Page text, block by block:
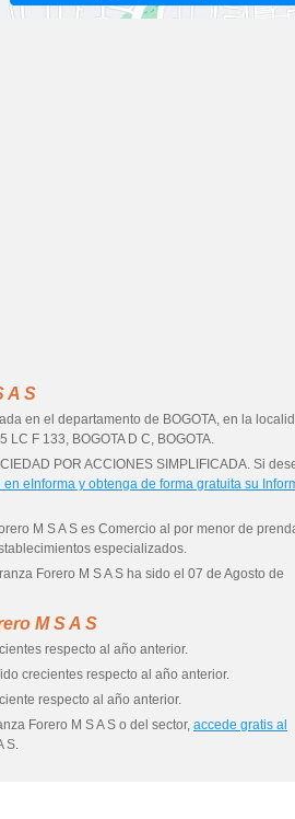
A S
en el departamento de BOGOTA, en la
LC F 133, BOGOTA D C, BOGOTA.
POR ACCIONES SIMPLIFICADA. Si
en eInforma y obtenga de forma gratuita su
M S A S es Comercio al por menor de
especializados.
Forero M S A S ha sido el 07 de Agosto de
M S A S
respecto al año anterior.
crecientes respecto al año anterior.
respecto al año anterior.
Forero M S A S o del sector, accede gratis al
S.